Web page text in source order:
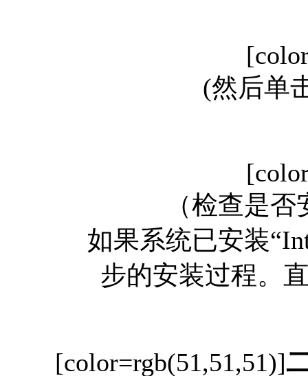
(然后单
（检查是否
如果系统已安装
步的安装过程。
[color=rgb(51,51,51)]